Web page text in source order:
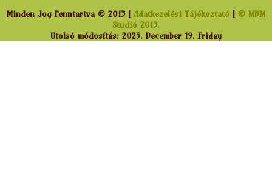
Minden Jog Fenntartva © 2013 | Adatkezelési Tájékoztató | © MBM
Studió 2013.
Utolsó módosítás: 2025. December 19. Friday